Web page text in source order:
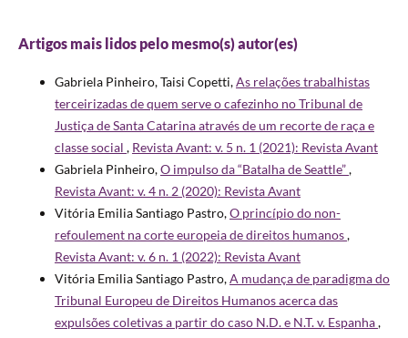
Artigos mais lidos pelo mesmo(s) autor(es)
Gabriela Pinheiro, Taisi Copetti,As relações trabalhistas
terceirizadas de quem serve o cafezinho no Tribunal de
Justiça de Santa Catarina através de um recorte de raça e
classe social , Revista Avant: v. 5 n. 1 (2021): Revista Avant
Gabriela Pinheiro,O impulso da “Batalha de Seattle”,
Revista Avant: v. 4 n. 2 (2020): Revista Avant
Vitória Emilia Santiago Pastro,O princípio do non-
refoulement na corte europeia de direitos humanos,
Revista Avant: v. 6 n. 1 (2022): Revista Avant
Vitória Emilia Santiago Pastro,A mudança de paradigma do
Tribunal Europeu de Direitos Humanos acerca das
expulsões coletivas a partir do caso N.D. e N.T. v. Espanha,